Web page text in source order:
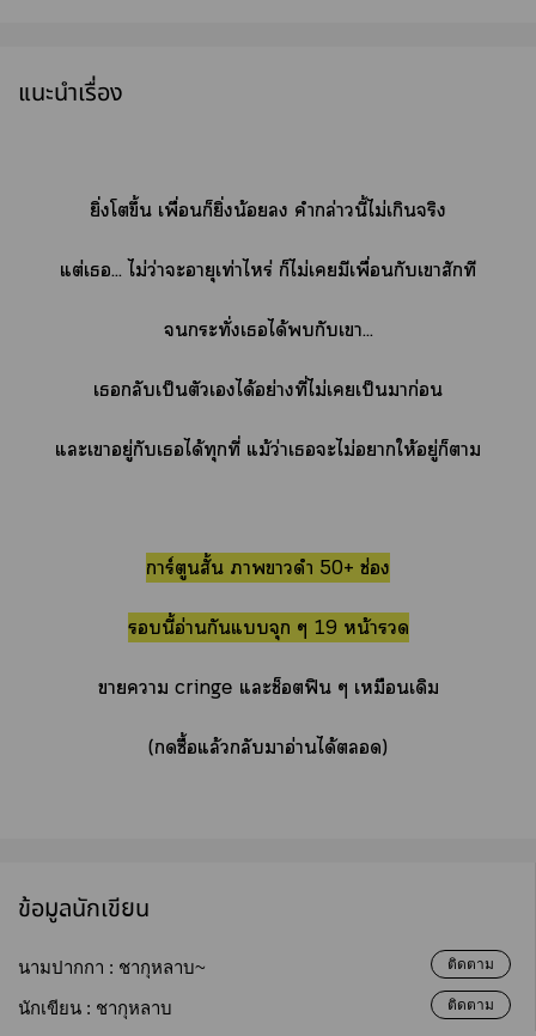
แนะนำเรื่อง
ยิ่งโขึ้น เพื่อนก็ยิ่งน้อย คำกล่าวนี้ไม่เกินจริง
แต่เ... ไม่ว่าะอายุเท่าไหร่ ก็ไม่เมีเพื่อนกับเาสักที
กระทั่งเได้กับเา...
เกลับเป็นตัวเได้อย่างที่ไม่เเป็นมาก่อน
แะเาอยู่กับเได้ทุกที่ แม้ว่าเะไม่าให้อยู่ก็า
การ์ตูนสั้น าาดำ 50+ ช่อง
นี้อ่านกันแจุก ๆ 19 หน้า
าา cringe แะช็อตฟิน ๆ เหมือนเดิม
(ซื้อแล้วกลับาอ่านได้)
ข้อมูลนักเขียน
นามปากกา : ชากุหลาบ~ ติดตาม
นักเขียน : ชากุหลาบ ติดตาม